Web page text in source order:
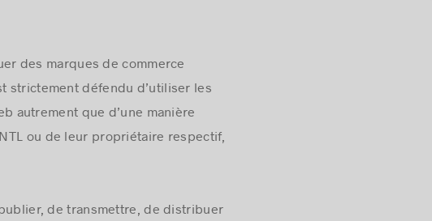
des marques de commerce
strictement défendu d’utiliser les
autrement que d’une manière
ou de leur propriétaire respectif,
de transmettre, de distribuer